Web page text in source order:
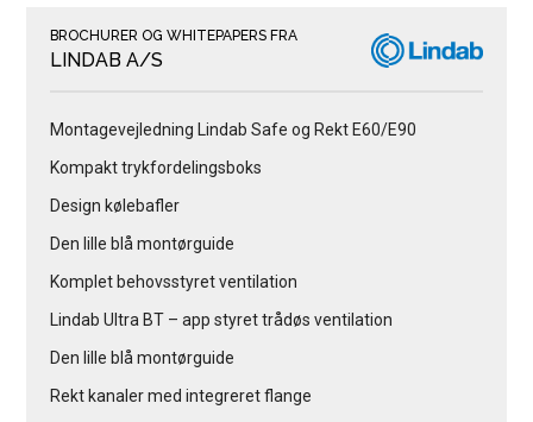
BROCHURER OG WHITEPAPERS FRA
LINDAB A/S
Montagevejledning Lindab Safe og Rekt E60/E90
Kompakt trykfordelingsboks
Design kølebafler
Den lille blå montørguide
Komplet behovsstyret ventilation
Lindab Ultra BT – app styret trådøs ventilation
Den lille blå montørguide
Rekt kanaler med integreret flange